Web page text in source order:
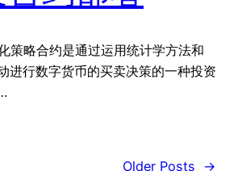
策略合约是通过运用统计学方法和
进行数字货币的买卖决策的一种投资
Older Posts →